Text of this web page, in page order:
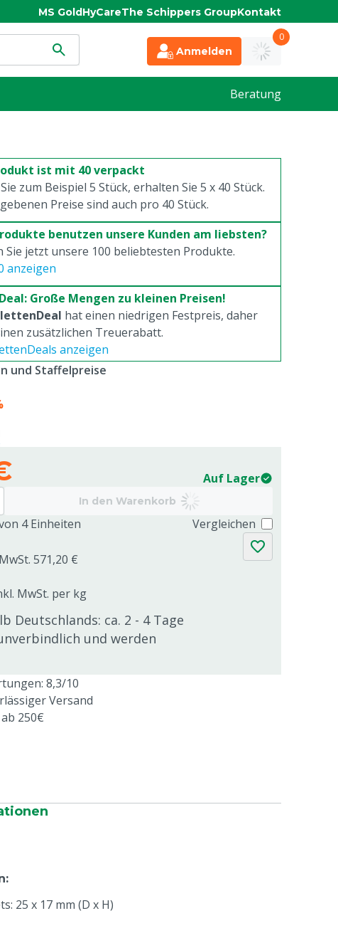
MS GoldHyCareThe Schippers GroupKontakt
Anmelden
0
Beratung
ist mit 40 verpackt
zum Beispiel 5 Stück, erhalten Sie 5 x 40 Stück.
Preise sind auch pro 40 Stück.
benutzen unsere Kunden am liebsten?
Sie jetzt unsere 100 beliebtesten Produkte.
anzeigen
Große Mengen zu kleinen Preisen!
hat einen niedrigen Festpreis, daher
zusätzlichen Treuerabatt.
anzeigen
Auf Lager
In den Warenkorb
4 Einheiten
571,20 €
MwSt. per kg
Deutschlands: ca. 2 - 4 Tage
und werden
Vergleichen
und Staffelpreise
8,3/10
Versand
250€
:
25 x 17 mm (D x H)